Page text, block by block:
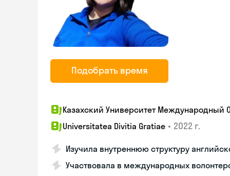
Подобрать время
Казахский Университет
Universitatea Divitia Gratiae • 2022 г.
Изучила внутреннюю структуру
Участвовала в международных